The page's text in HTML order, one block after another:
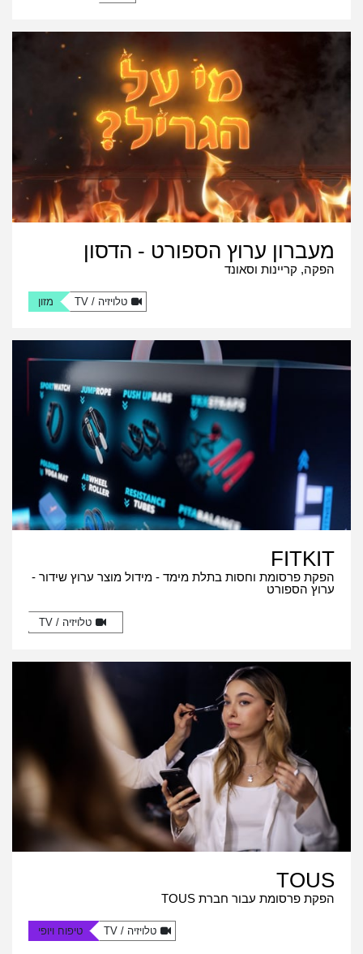
מעברון ערוץ הספורט - הדסון
הפקה, קריינות וסאונד
טלויזיה / TV מזון
FITKIT
הפקת פרסומת וחסות בתלת מימד - מידול מוצר ערוץ שידור -
ערוץ הספורט
טלויזיה / TV
TOUS
הפקת פרסומת עבור חברת TOUS
טלויזיה / TV טיפוח ויופי